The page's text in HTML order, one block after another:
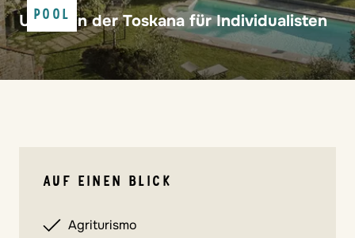
Wunschliste
Kontakt
POOL
Urlaub in der Toskana für Individualisten
AUF EINEN BLICK
Agriturismo